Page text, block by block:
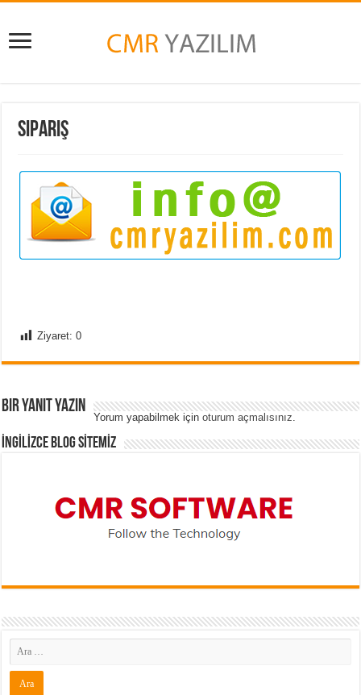
Sipariş
Ziyaret: 0
Bir yanıt yazın
Yorum yapabilmek içinoturum açmalısınız.
İNGİLİZCE BLOG SİTEMİZ